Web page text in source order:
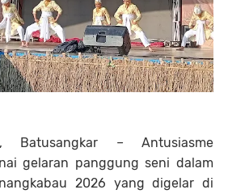
, Batusangkar – Antusiasme
gelaran panggung seni dalam
2026 yang digelar di